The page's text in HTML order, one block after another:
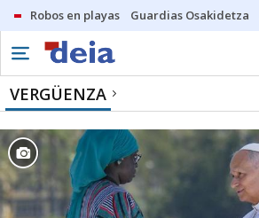
Robos en playas Guardias Osakidetza
VERGÜENZA